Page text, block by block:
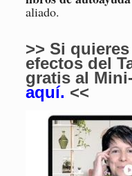
aliado.
>> Si
efectos del
gratis al
aquí. <<